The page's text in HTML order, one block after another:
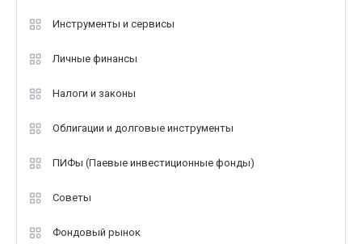
Инструменты и сервисы
Личные финансы
Налоги и законы
Облигации и долговые инструменты
ПИФы (Паевые инвестиционные фонды)
Советы
Фондовый рынок